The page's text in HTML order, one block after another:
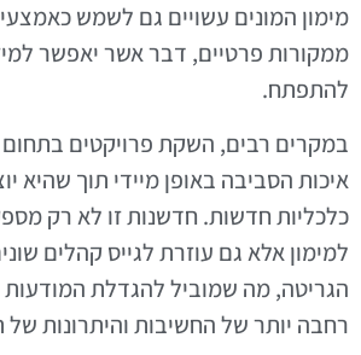
מימון המונים עשויים גם לשמש
ממקורות פרטיים, דבר אשר יאפשר
להתפתח.
במקרים רבים, השקת פרויקטים
איכות הסביבה באופן מיידי תוך שהיא
כלכליות חדשות. חדשנות זו לא רק
למימון אלא גם עוזרת לגייס קהלים
הגריטה, מה שמוביל להגדלת המודעות
רחבה יותר של החשיבות והיתרונות של